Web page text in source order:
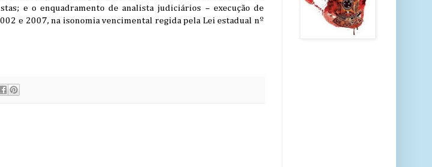
e o enquadramento de analista judiciários – execução de
e 2007, na isonomia vencimental regida pela Lei estadual nº